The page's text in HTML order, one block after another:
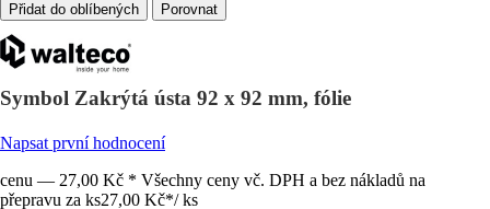
Porovnat
Symbol Zakrýtá ústa 92 x 92 mm, fólie
Napsat první hodnocení
cenu — 27,00 Kč * Všechny ceny vč. DPH a bez nákladů na
přepravu za ks27,00 Kč*/ ks